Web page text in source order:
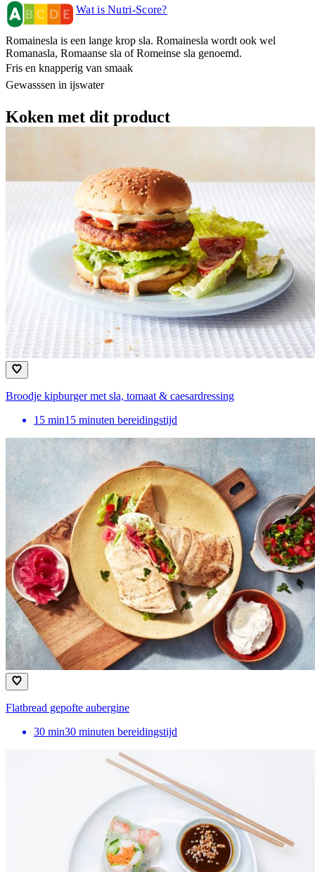
Wat is Nutri-Score?
Romainesla is een lange krop sla. Romainesla wordt ook wel
Romanasla, Romaanse sla of Romeinse sla genoemd.
Fris en knapperig van smaak
Gewasssen in ijswater
Koken met dit product
Broodje kipburger met sla, tomaat & caesardressing
15 min15 minuten bereidingstijd
Flatbread gepofte aubergine
30 min30 minuten bereidingstijd